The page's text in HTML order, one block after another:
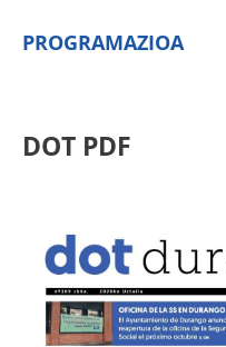
PROGRAMAZIOA
DOT PDF